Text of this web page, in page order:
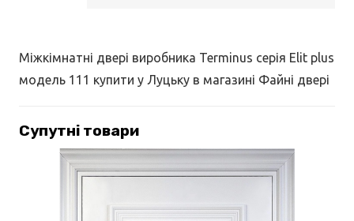
Міжкімнатні двері виробника Terminus серія Elit plus
модель 111 купити у Луцьку в магазині Файні двері
Супутні товари